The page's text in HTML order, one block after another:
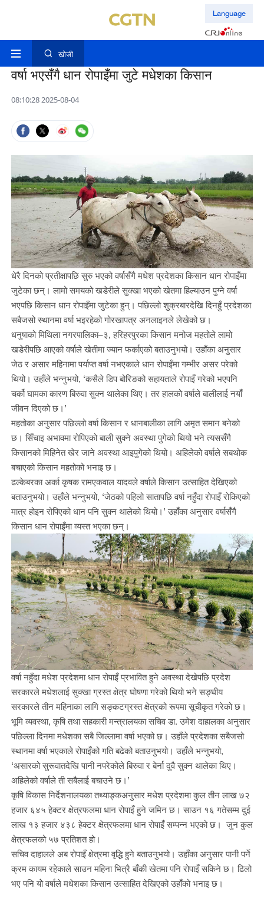
Language
खोजी
वर्षा भएसँगै धान रोपाइँमा जुटे मधेशका किसान
08:10:28 2025-08-04
धेरै दिनको प्रतीक्षापछि सुरु भएको वर्षासँगै मधेश प्रदेशका किसान धान रोपाइँमा
जुटेका छन्। लामो समयको खडेरीले सुक्खा भएको खेतमा हिल्याउन पुग्ने वर्षा
भएपछि किसान धान रोपाइँमा जुटेका हुन्। पछिल्लो शुक्रबारदेखि दिनहुँ प्रदेशका
सबैजसो स्थानमा वर्षा भइरहेको गोरखापत्र अनलाइनले लेखेको छ।
धनुषाको मिथिला नगरपालिका–३, हरिहरपुरका किसान मनोज महतोले लामो
खडेरीपछि आएको वर्षाले खेतीमा ज्यान फर्काएको बताउनुभयो। उहाँका अनुसार
जेठ र असार महिनामा पर्याप्त वर्षा नभएकाले धान रोपाइँमा गम्भीर असर परेको
थियो। उहाँले भन्नुभयो, ‘कसैले डिप बोरिङको सहायताले रोपाइँ गरेको भएपनि
चर्को घामका कारण बिरुवा सुक्न थालेका थिए। तर हालको वर्षाले बालीलाई नयाँ
जीवन दिएको छ।’
महतोका अनुसार पछिल्लो वर्षा किसान र धानबालीका लागि अमृत समान बनेको
छ। सिँचाइ अभावमा रोपिएको बाली सुक्ने अवस्था पुगेको थियो भने त्यससँगै
किसानको मिहिनेत खेर जाने अवस्था आइपुगेको थियो। अहिलेको वर्षाले सबथोक
बचाएको किसान महतोको भनाइ छ।
ढल्केबरका अर्का कृषक रामएकवाल यादवले वर्षाले किसान उत्साहित देखिएको
बताउनुभयो। उहाँले भन्नुभयो, ‘जेठको पहिलो सातापछि वर्षा नहुँदा रोपाइँ रोकिएको
मात्र होइन रोपिएको धान पनि सुक्न थालेको थियो।’ उहाँका अनुसार वर्षासँगै
किसान धान रोपाइँमा व्यस्त भएका छन्।
वर्षा नहुँदा मधेश प्रदेशमा धान रोपाइँ प्रभावित हुने अवस्था देखेपछि प्रदेश
सरकारले मधेशलाई सुक्खा ग्रस्त क्षेत्र घोषणा गरेको थियो भने सङ्घीय
सरकारले तीन महिनाका लागि सङ्कटग्रस्त क्षेत्रको रूपमा सूचीकृत गरेको छ।
भूमि व्यवस्था, कृषि तथा सहकारी मन्त्रालयका सचिव डा. उमेश दाहालका अनुसार
पछिल्ला दिनमा मधेशका सबै जिल्लामा वर्षा भएको छ। उहाँले प्रदेशका सबैजसो
स्थानमा वर्षा भएकाले रोपाइँको गति बढेको बताउनुभयो। उहाँले भन्नुभयो,
‘असारको सुरूवातदेखि पानी नपरेकोले बिरुवा र बेर्ना दुवै सुक्न थालेका थिए।
अहिलेको वर्षाले ती सबैलाई बचाउने छ।’
कृषि विकास निर्देशनालयका तथ्याङ्कअनुसार मधेश प्रदेशमा कुल तीन लाख ७२
हजार ६४५ हेक्टर क्षेत्रफलमा धान रोपाइँ हुने जमिन छ। साउन १६ गतेसम्म दुई
लाख १३ हजार ४३८ हेक्टर क्षेत्रफलमा धान रोपाइँ सम्पन्न भएको छ। जुन कुल
क्षेत्रफलको ५७ प्रतिशत हो।
सचिव दाहालले अब रोपाइँ क्षेत्रमा वृद्धि हुने बताउनुभयो। उहाँका अनुसार पानी पर्ने
क्रम कायम रहेकाले साउन महिना भित्रै बाँकी खेतमा पनि रोपाइँ सकिने छ। ढिलो
भए पनि योे वर्षाले मधेशका किसान उत्साहित देखिएको उहाँको भनाइ छ।